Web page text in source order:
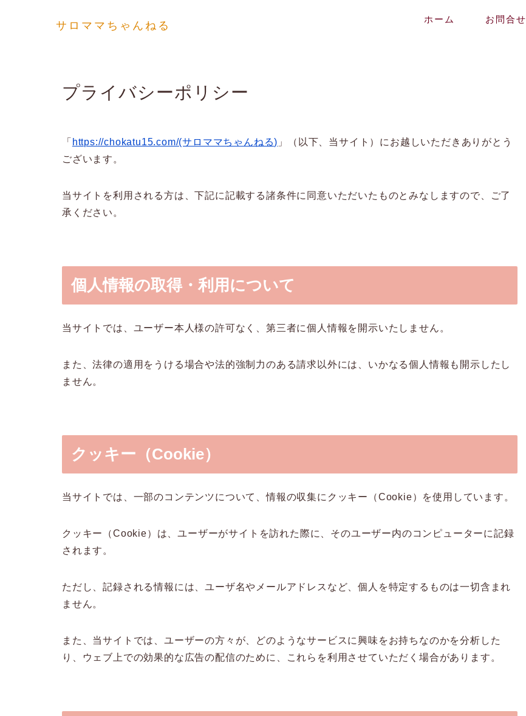
サロママちゃんねる ホーム お問合せ
プライバシーポリシー
「 https://chokatu15.com/(サロママちゃんねる) 」（以下、当サイト）にお越しいただきありがとう
ございます。
当サイトを利用される方は、下記に記載する諸条件に同意いただいたものとみなしますので、ご了
承ください。
個人情報の取得・利用について
当サイトでは、ユーザー本人様の許可なく、第三者に個人情報を開示いたしません。
また、法律の適用をうける場合や法的強制力のある請求以外には、いかなる個人情報も開示したし
ません。
クッキー（Cookie）
当サイトでは、一部のコンテンツについて、情報の収集にクッキー（Cookie）を使用しています。
クッキー（Cookie）は、ユーザーがサイトを訪れた際に、そのユーザー内のコンピューターに記録
されます。
ただし、記録される情報には、ユーザ名やメールアドレスなど、個人を特定するものは一切含まれ
ません。
また、当サイトでは、ユーザーの方々が、どのようなサービスに興味をお持ちなのかを分析した
り、ウェブ上での効果的な広告の配信のために、これらを利用させていただく場合があります。